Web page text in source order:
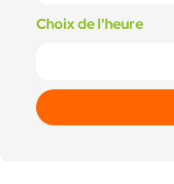
Choix de l'heure